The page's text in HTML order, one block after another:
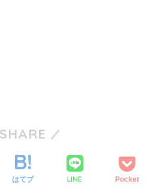
SHARE
はてブ LINE Pocket